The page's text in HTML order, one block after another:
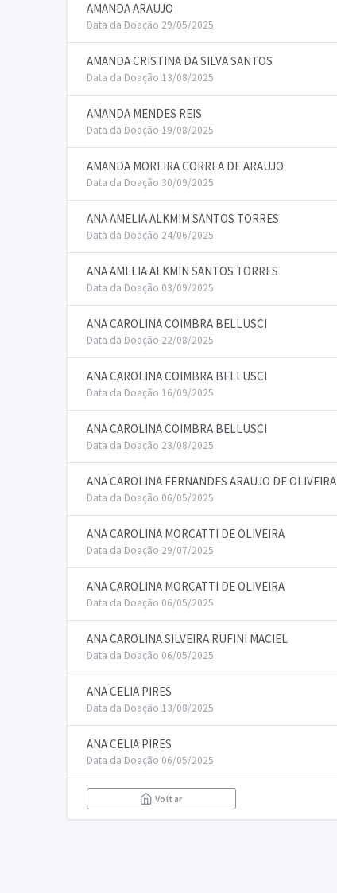
AMANDA ARAUJO
Data da Doação 29/05/2025
AMANDA CRISTINA DA SILVA SANTOS
Data da Doação 13/08/2025
AMANDA MENDES REIS
Data da Doação 19/08/2025
AMANDA MOREIRA CORREA DE ARAUJO
Data da Doação 30/09/2025
ANA AMELIA ALKMIM SANTOS TORRES
Data da Doação 24/06/2025
ANA AMELIA ALKMIN SANTOS TORRES
Data da Doação 03/09/2025
ANA CAROLINA COIMBRA BELLUSCI
Data da Doação 22/08/2025
ANA CAROLINA COIMBRA BELLUSCI
Data da Doação 16/09/2025
ANA CAROLINA COIMBRA BELLUSCI
Data da Doação 23/08/2025
ANA CAROLINA FERNANDES ARAUJO DE OLIVEIRA
Data da Doação 06/05/2025
ANA CAROLINA MORCATTI DE OLIVEIRA
Data da Doação 29/07/2025
ANA CAROLINA MORCATTI DE OLIVEIRA
Data da Doação 06/05/2025
ANA CAROLINA SILVEIRA RUFINI MACIEL
Data da Doação 06/05/2025
ANA CELIA PIRES
Data da Doação 13/08/2025
ANA CELIA PIRES
Data da Doação 06/05/2025
Voltar